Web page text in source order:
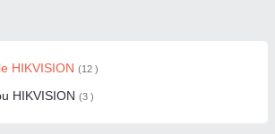
HIKVISION (12 )
HIKVISION (3 )